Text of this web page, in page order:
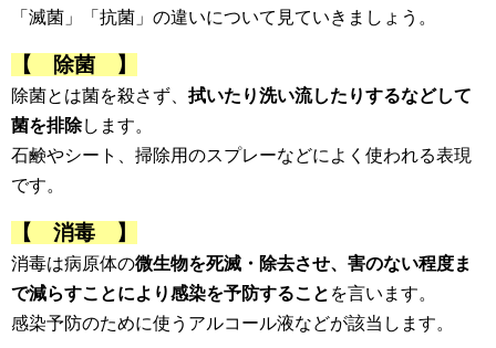
「滅菌」「抗菌」の違いについて見ていきましょう。
【 除菌 】
除菌とは菌を殺さず、 拭いたり洗い流したりするなどして
菌を排除します。
石鹸やシート、掃除用のスプレーなどによく使われる表現
です。
【 消毒 】
消毒は病原体の微生物を死滅・除去させ、害のない程度ま
で減らすことにより感染を予防すること を言います。
感染予防のために使うアルコール液などが該当します。